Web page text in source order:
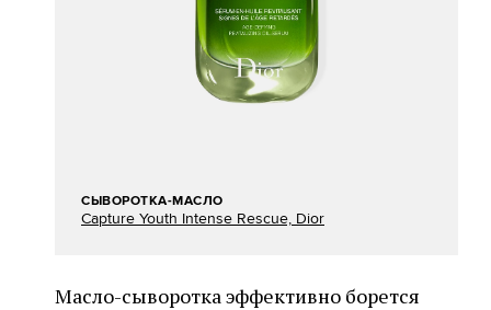
СЫВОРОТКА-МАСЛО
Capture Youth Intense Rescue, Dior
Масло-сыворотка эффективно борется